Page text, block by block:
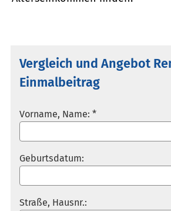
Vergleich und Angebot
Einmalbeitrag
Vorname, Name: *
Geburts­datum:
Straße, Hausnr.: